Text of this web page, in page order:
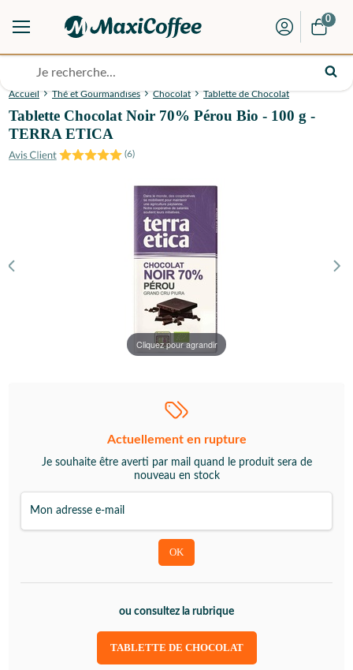
0
Accueil Thé et Gourmandises Chocolat Tablette de Chocolat
Tablette Chocolat Noir 70% Pérou Bio - 100 g -
TERRA ETICA
(6)
Cliquez pour agrandir
Actuellement en rupture
Je souhaite être averti par mail quand le produit sera de
nouveau en stock
ou consultez la rubrique
TABLETTE DE CHOCOLAT